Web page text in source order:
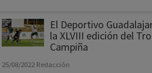
El Deportivo
la XLVIII edición del
Campiña
25/08/2022 Redacción